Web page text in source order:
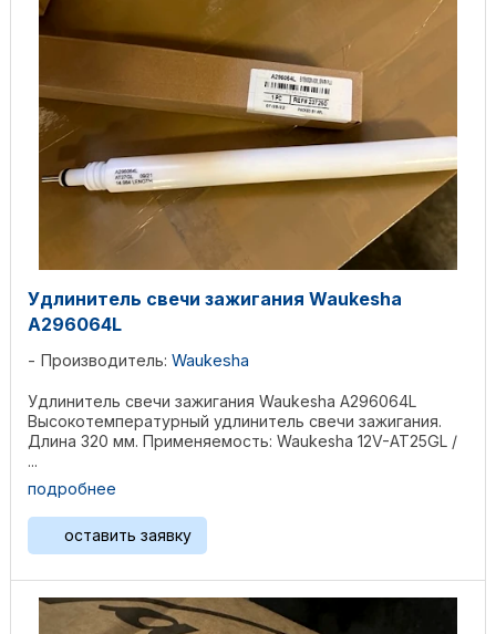
Удлинитель свечи зажигания Waukesha
А296064L
Производитель: Waukesha
Удлинитель свечи зажигания Waukesha А296064L
Высокотемпературный удлинитель свечи зажигания.
Длина 320 мм. Применяемость: Waukesha 12V-AT25GL /
...
подробнее
оставить заявку